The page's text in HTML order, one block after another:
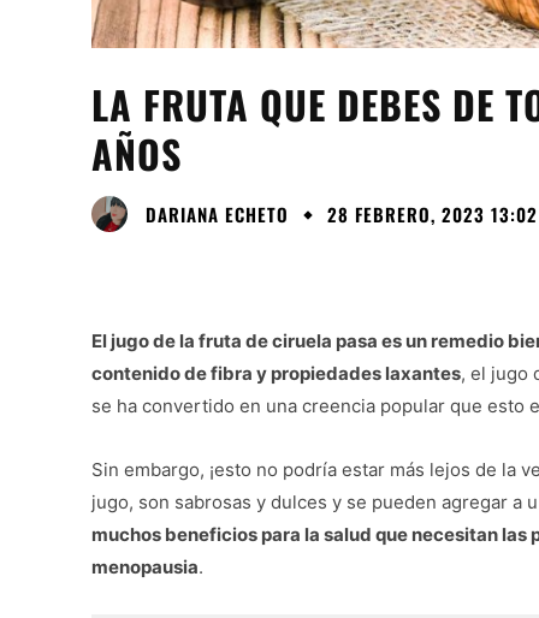
LA FRUTA QUE DEBES DE
AÑOS
DARIANA ECHETO 28 FEBRERO, 2023 13:02
El jugo de la fruta de ciruela pasa es un remedio
contenido de fibra y propiedades laxantes, el jugo
se ha convertido en una creencia popular que esto
Sin embargo, ¡esto no podría estar más lejos de la
jugo, son sabrosas y dulces y se pueden agregar a
muchos beneficios para la salud que necesitan
menopausia.